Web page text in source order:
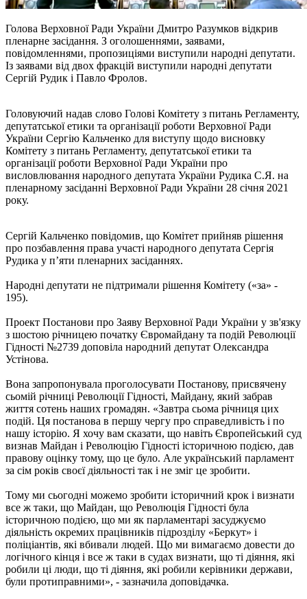
Голова Верховної Ради України Дмитро Разумков відкрив
пленарне засідання. З оголошеннями, заявами,
повідомленнями, пропозиціями виступили народні депутати.
Із заявами від двох фракцій виступили народні депутати
Сергій Рудик і Павло Фролов.
Головуючий надав слово Голові Комітету з питань Регламенту,
депутатської етики та організації роботи Верховної Ради
України Сергію Кальченко для виступу щодо висновку
Комітету з питань Регламенту, депутатської етики та
організації роботи Верховної Ради України про
висловлювання народного депутата України Рудика С.Я. на
пленарному засіданні Верховної Ради України 28 січня 2021
року.
Сергій Кальченко повідомив, що Комітет прийняв рішення
про позбавлення права участі народного депутата Сергія
Рудика у п’яти пленарних засіданнях.
Народні депутати не підтримали рішення Комітету («за» -
195).
Проект Постанови про Заяву Верховної Ради України у зв'язку
з шостою річницею початку Євромайдану та подій Революції
Гідності №2739 доповіла народний депутат Олександра
Устінова.
Вона запропонувала проголосувати Постанову, присвячену
сьомій річниці Революції Гідності, Майдану, який забрав
життя сотень наших громадян. «Завтра сьома річниця цих
подій. Ця постанова в першу чергу про справедливість і по
нашу історію. Я хочу вам сказати, що навіть Європейський суд
визнав Майдан і Революцію Гідності історичною подією, дав
правову оцінку тому, що це було. Але український парламент
за сім років своєї діяльності так і не зміг це зробити.
Тому ми сьогодні можемо зробити історичний крок і визнати
все ж таки, що Майдан, що Революція Гідності була
історичною подією, що ми як парламентарі засуджуємо
діяльність окремих працівників підрозділу «Беркут» і
поліціантів, які вбивали людей. Що ми вимагаємо довести до
логічного кінця і все ж таки в судах визнати, що ті діяння, які
робили ці люди, що ті діяння, які робили керівники держави,
були протиправними», - зазначила доповідачка.